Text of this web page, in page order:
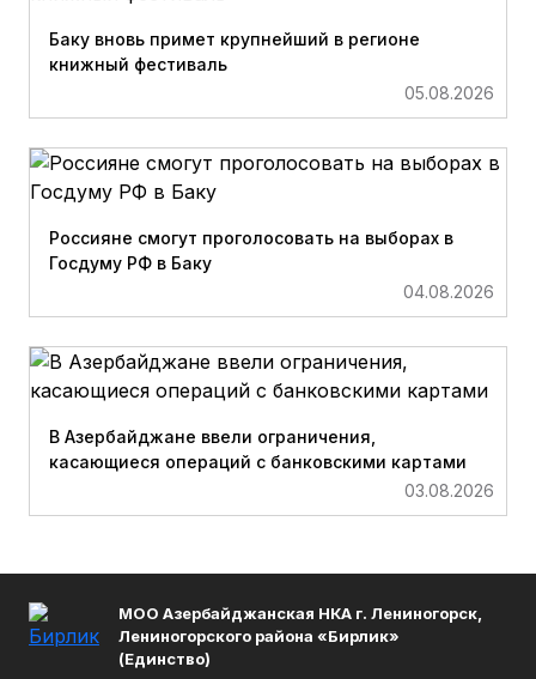
Баку вновь примет крупнейший в регионе
книжный фестиваль
05.08.2026
Россияне смогут проголосовать на выборах в
Госдуму РФ в Баку
04.08.2026
В Азербайджане ввели ограничения,
касающиеся операций с банковскими картами
03.08.2026
МОО Азербайджанская НКА г. Лениногорск,
Лениногорского района «Бирлик»
(Единство)